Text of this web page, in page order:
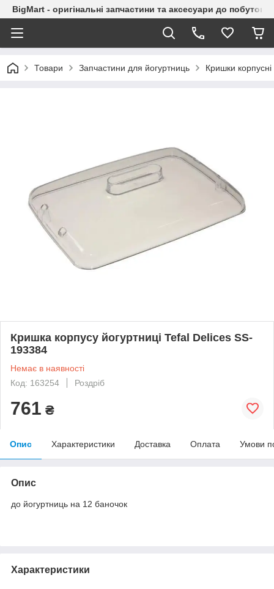
BigMart - оригінальні запчастини та аксесуари до побутової
Товари Запчастини для йогуртниць Кришки
Кришка корпусу йогуртниці Tefal Delices SS-
193384
Немає в наявності
Код: 163254
Роздріб
761 ₴
Опис Характеристики Доставка Оплата Умови
Опис
до йогуртниць на 12 баночок
Характеристики